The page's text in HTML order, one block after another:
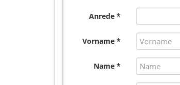
Anrede *
Vorname *
Name *